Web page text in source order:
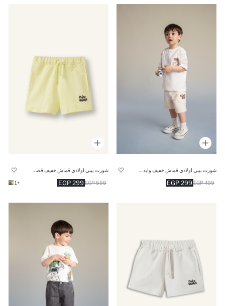
299 EGP 499 EGP
299 EGP 599 EGP
+1